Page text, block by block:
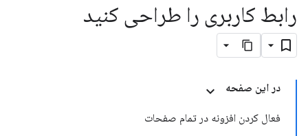
رابط کاربری را طراحی کنید
در این صفحه
فعال کردن افزونه در تمام صفحات